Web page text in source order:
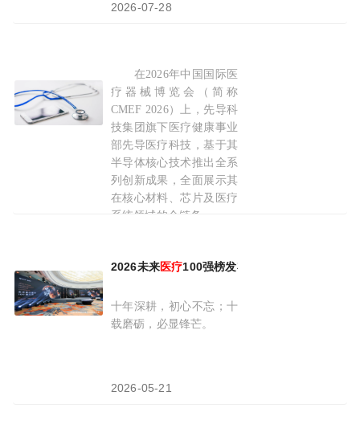
2026-07-28
医疗影像核心部件瓶颈：先导
在2026年中国国际医
疗器械博览会（简称
CMEF 2026）上，先导科
技集团旗下医疗健康事业
部先导医疗科技，基于其
半导体核心技术推出全系
列创新成果，全面展示其
在核心材料、芯片及医疗
系统领域的全链条
2026未来医疗100强榜发布：中国
十年深耕，初心不忘；十
载磨砺，必显锋芒。
2026-05-21